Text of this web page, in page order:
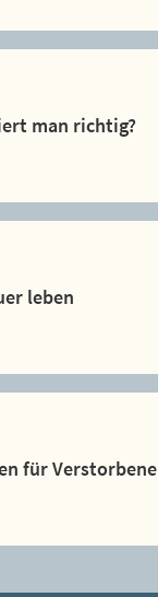
man richtig?
leben
für Verstorbene